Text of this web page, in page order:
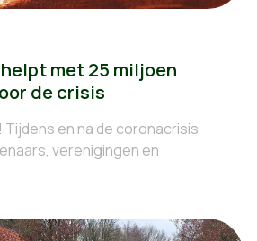
met 25 miljoen
de crisis
en na de coronacrisis
verenigingen en